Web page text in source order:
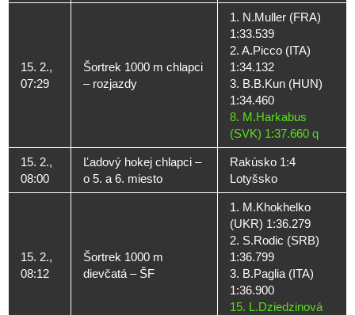
15. 2.,
07:29
Šortrek 1000 m chlapci
– rozjazdy
1. N.Muller (FRA)
1:33.539
2. A.Picco (ITA)
1:34.132
3. B.B.Kun (HUN)
1:34.460
8. M.Harkabus
(SVK) 1:37.660 q
15. 2.,
08:00
Ľadový hokej chlapci –
o 5. a 6. miesto
Rakúsko 1:4
Lotyšsko
15. 2.,
08:12
Šortrek 1000 m
dievčatá – ŠF
1. M.Khokhelko
(UKR) 1:36.279
2. S.Rodic (SRB)
1:36.799
3. B.Paglia (ITA)
1:36.900
15. L.Dziedzinová